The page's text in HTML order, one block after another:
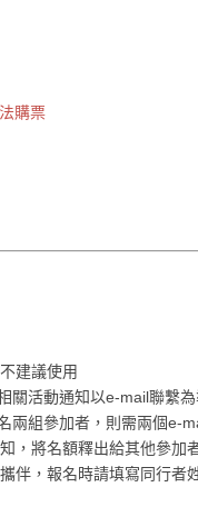
購票
建議使用
關活動通知以e-mail聯繫為
兩組參加者，則需兩個
，將名額釋出給其他參加
伴，報名時請填寫同行